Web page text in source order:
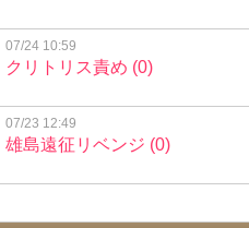
07/24 10:59
クリトリス責め (0)
07/23 12:49
雄島遠征リベンジ (0)